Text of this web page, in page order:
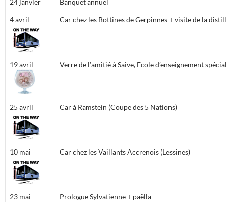
24 janvier Banquet annuel
4 avril Car chez les Bottines de Gerpinnes + visite de la
19 avril Verre de l’amitié à Saive, Ecole d’enseignement
25 avril Car à Ramstein (Coupe des 5 Nations)
10 mai Car chez les Vaillants Accrenois (Lessines)
23 mai Prologue Sylvatienne + paëlla